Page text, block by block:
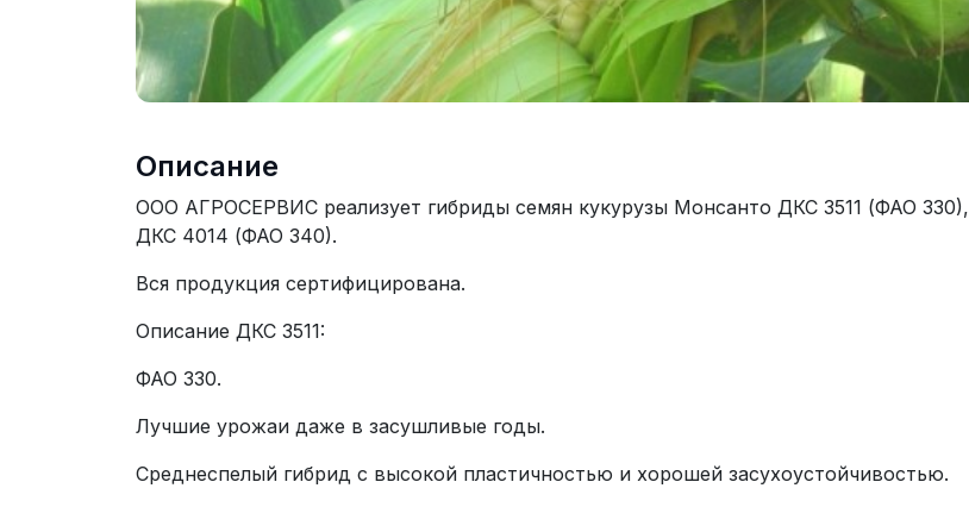
Описание
ООО АГРОСЕРВИС реализует гибриды семян кукурузы Монсанто ДКС 3511 (ФАО 330),
ДКС 4014 (ФАО 340).
Вся продукция сертифицирована.
Описание ДКС 3511:
ФАО 330.
Лучшие урожаи даже в засушливые годы.
Среднеспелый гибрид с высокой пластичностью и хорошей засухоустойчивостью.